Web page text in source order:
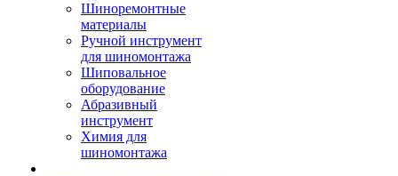
Шиноремонтные
материалы
Ручной инструмент
для шиномонтажа
Шиповальное
оборудование
Абразивный
инструмент
Химия для
шиномонтажа